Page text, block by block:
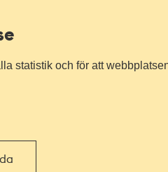
statistik och för att